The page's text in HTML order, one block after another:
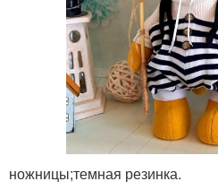
ножницы;темная резинка.